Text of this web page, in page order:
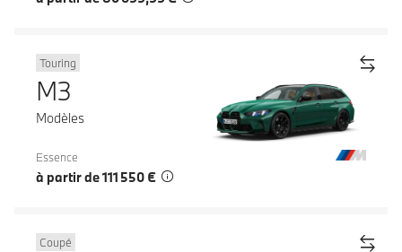
Touring
M3
Modèles
Essence
à partir de 111 550 €
Coupé